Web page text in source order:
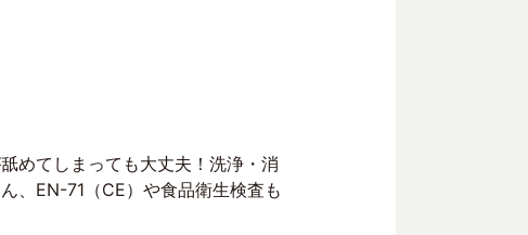
めてしまっても大丈夫！洗浄・消
、EN-71（CE）や食品衛生検査も